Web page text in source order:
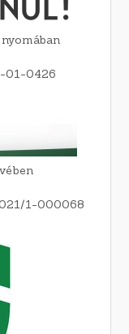
01-0426
1-000068